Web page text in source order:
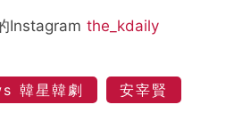
Instagram the_kdaily
韓星韓劇
安宰賢